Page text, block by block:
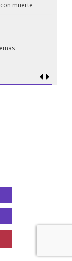
muerte